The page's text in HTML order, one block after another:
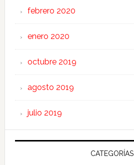
febrero 2020
enero 2020
octubre 2019
agosto 2019
julio 2019
CATEGORÍAS